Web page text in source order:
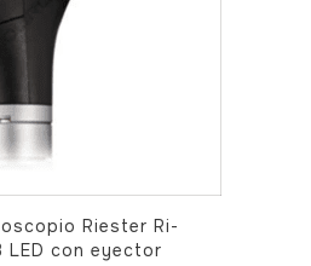
Riester Ri-
LED con eyector